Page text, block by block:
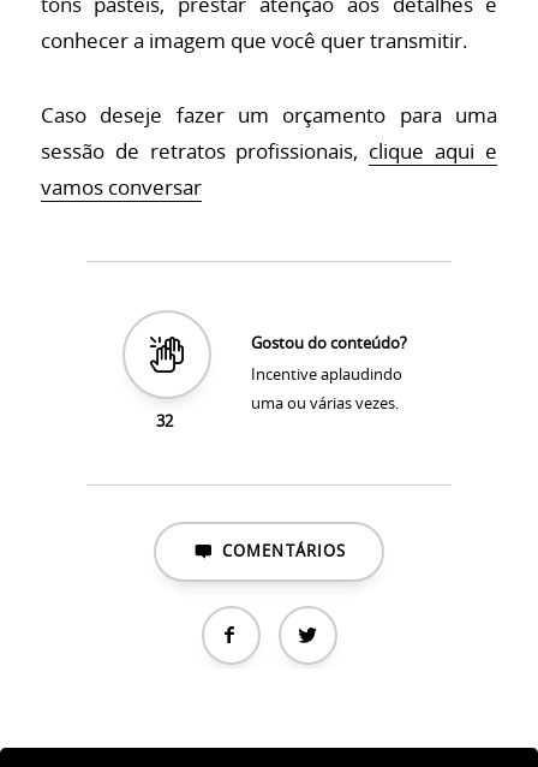
conhecer a imagem que você quer transmitir.
Caso deseje fazer um orçamento para uma
sessão de retratos profissionais, clique aqui e
vamos conversar
32
Gostou do conteúdo?
Incentive aplaudindo
uma ou várias vezes.
COMENTÁRIOS